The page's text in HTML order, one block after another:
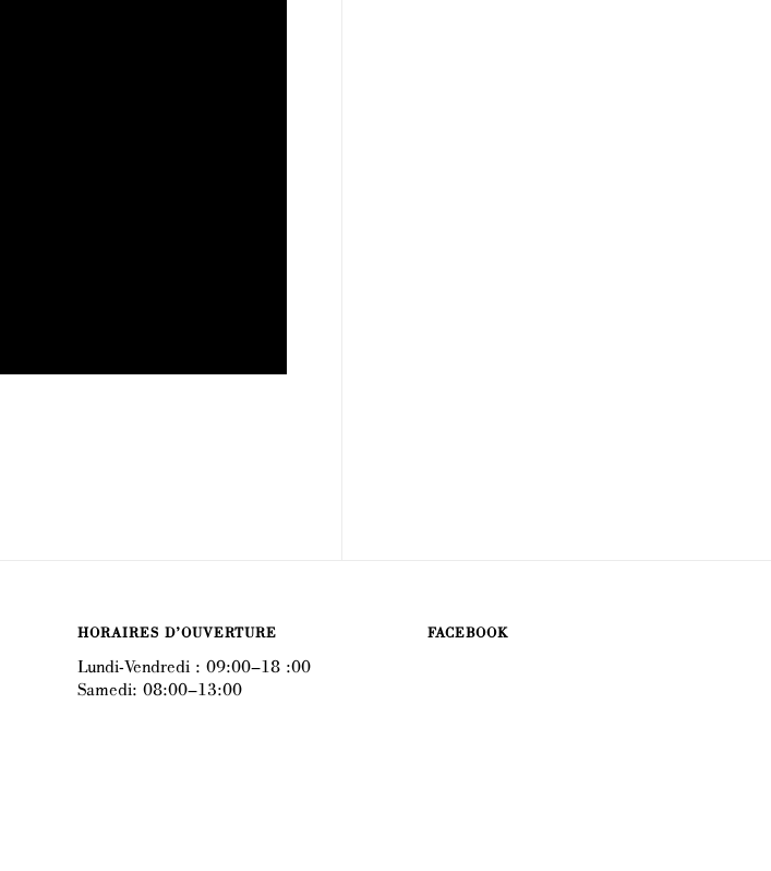
HORAIRES D’OUVERTURE
Lundi-Vendredi : 09:00–18 :00
Samedi: 08:00–13:00
FACEBOOK